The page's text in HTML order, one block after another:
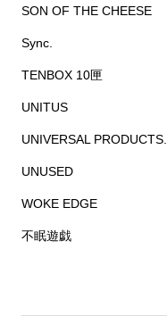
SON OF THE CHEESE
Sync.
TENBOX 10匣
UNITUS
UNIVERSAL PRODUCTS.
UNUSED
WOKE EDGE
不眠遊戯